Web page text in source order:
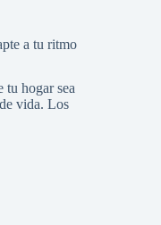
a tu ritmo
tu hogar sea
vida. Los